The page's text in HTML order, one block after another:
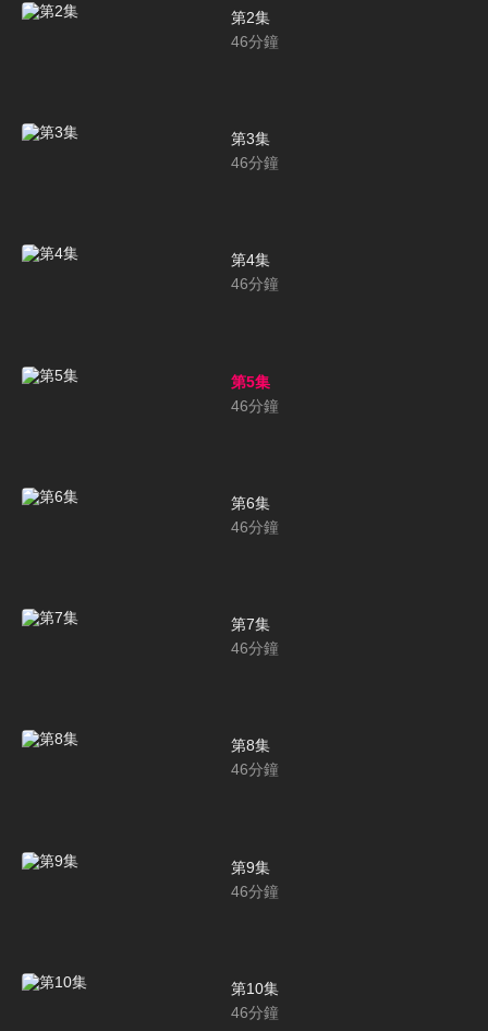
第2集
46分鐘
第3集
46分鐘
第4集
46分鐘
第5集
46分鐘
第6集
46分鐘
第7集
46分鐘
第8集
46分鐘
第9集
46分鐘
第10集
46分鐘